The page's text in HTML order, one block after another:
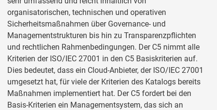
organisatorischen, technischen und operativen
Sicherheitsmaßnahmen über Governance- und
Managementstrukturen bis hin zu Transparenzpflichten
und rechtlichen Rahmenbedingungen. Der C5 nimmt alle
Kriterien der ISO/IEC 27001 in den C5 Basiskriterien auf.
Dies bedeutet, dass ein Cloud-Anbieter, der ISO/IEC 27001
umgesetzt hat, für viele der Kriterien des Katalogs bereits
Maßnahmen implementiert hat. Der C5 fordert bei den
Basis-Kriterien ein Managementsystem, das sich an